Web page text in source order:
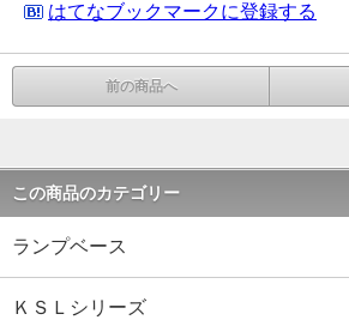
はてなブックマークに登録する
前の商品へ
この商品のカテゴリー
ランプベース
ＫＳＬシリーズ